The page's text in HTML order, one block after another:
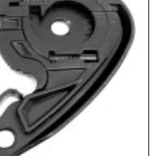
στις